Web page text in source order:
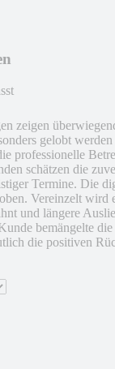
zeigen
gelobt
professionelle
schätzen die
Termine. Die
Vereinzelt wird
und längere
bemängelte
die positiven